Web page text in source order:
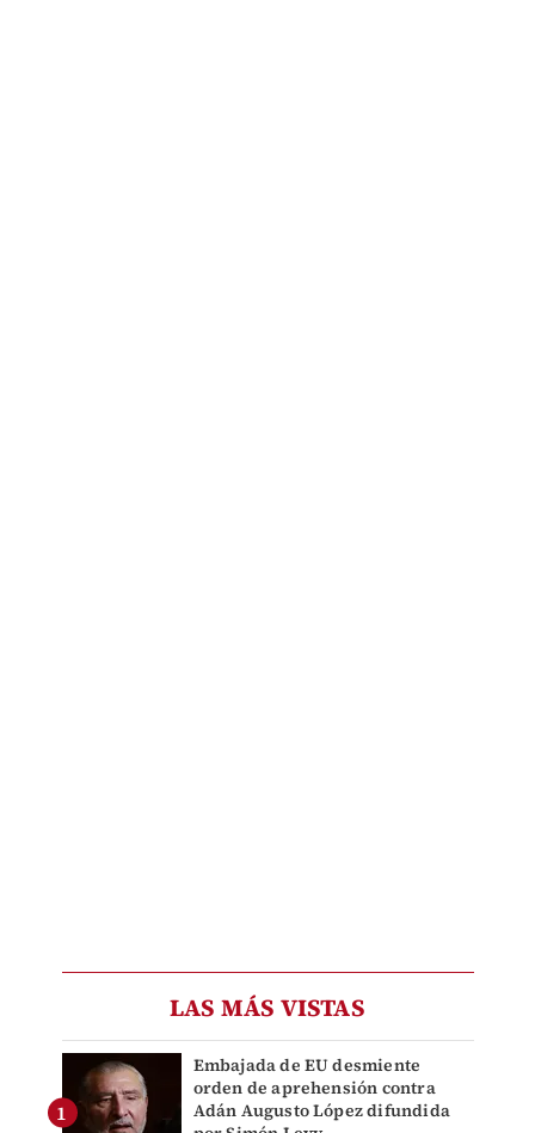
LAS MÁS VISTAS
Embajada de EU desmiente
orden de aprehensión contra
Adán Augusto López difundida